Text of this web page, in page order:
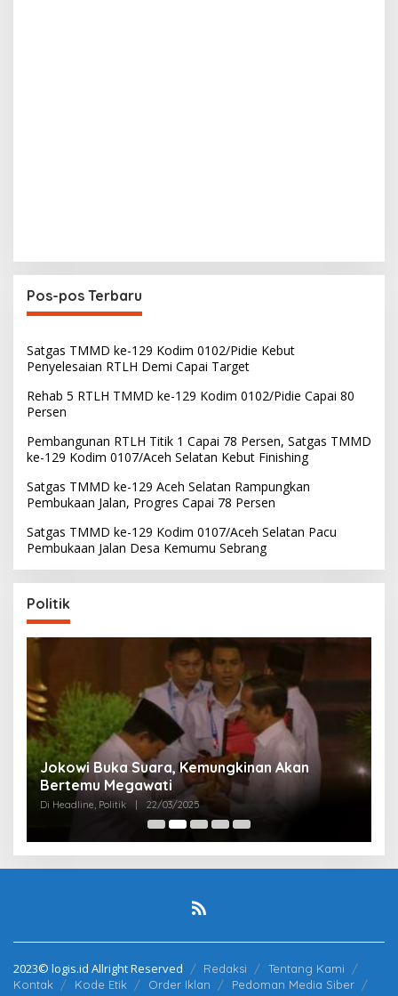
Pos-pos Terbaru
Satgas TMMD ke-129 Kodim 0102/Pidie Kebut
Penyelesaian RTLH Demi Capai Target
Rehab 5 RTLH TMMD ke-129 Kodim 0102/Pidie Capai 80
Persen
Pembangunan RTLH Titik 1 Capai 78 Persen, Satgas TMMD
ke-129 Kodim 0107/Aceh Selatan Kebut Finishing
Satgas TMMD ke-129 Aceh Selatan Rampungkan
Pembukaan Jalan, Progres Capai 78 Persen
Satgas TMMD ke-129 Kodim 0107/Aceh Selatan Pacu
Pembukaan Jalan Desa Kemumu Sebrang
Politik
Partai Perjuangan Aceh Bangun Peran
Perempuan di Parlemen Aceh
Di Politik | 12/03/2025
2023© logis.id Allright Reserved Redaksi
Tentang Kami
Kontak
Kode Etik Order Iklan
Pedoman Media Siber